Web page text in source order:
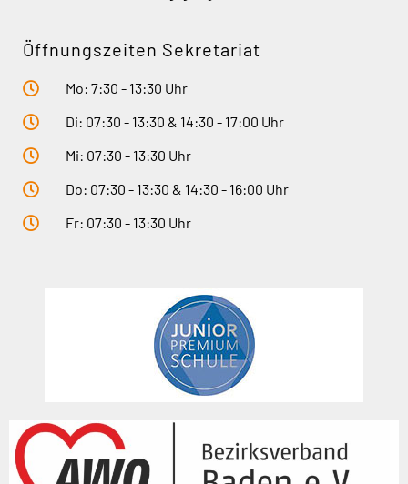
Öffnungszeiten Sekretariat
Mo: 7:30 - 13:30 Uhr
Di: 07:30 - 13:30 & 14:30 - 17:00 Uhr
Mi: 07:30 - 13:30 Uhr
Do: 07:30 - 13:30 & 14:30 - 16:00 Uhr
Fr: 07:30 - 13:30 Uhr